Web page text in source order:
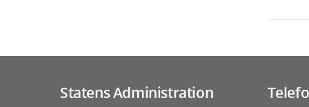
Statens Administration